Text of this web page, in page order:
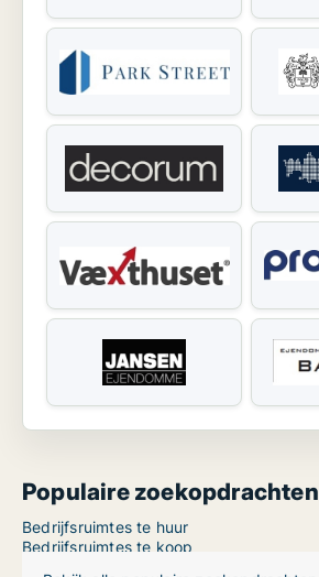
Populaire zoekopdrachten
Bedrijfsruimtes te huur
Bedrijfsruimtes te koop